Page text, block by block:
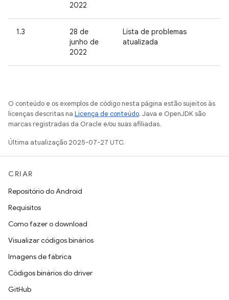
2022
1.3
28 de
junho de
2022
Lista de problemas
atualizada
O conteúdo e os exemplos de código nesta página estão sujeitos às
licenças descritas na Licença de conteúdo. Java e OpenJDK são
marcas registradas da Oracle e/ou suas afiliadas.
Última atualização 2025-07-27 UTC.
CRIAR
Repositório do Android
Requisitos
Como fazer o download
Visualizar códigos binários
Imagens de fábrica
Códigos binários do driver
GitHub